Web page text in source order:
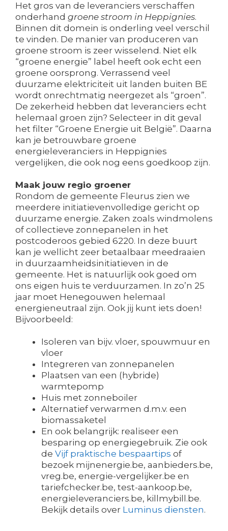
Het gros van de leveranciers verschaffen
onderhand groene stroom in Heppignies.
Binnen dit domein is onderling veel verschil
te vinden. De manier van produceren van
groene stroom is zeer wisselend. Niet elk
“groene energie” label heeft ook echt een
groene oorsprong. Verrassend veel
duurzame elektriciteit uit landen buiten BE
wordt onrechtmatig neergezet als “groen”.
De zekerheid hebben dat leveranciers echt
helemaal groen zijn? Selecteer in dit geval
het filter “Groene Energie uit België”. Daarna
kan je betrouwbare groene
energieleveranciers in Heppignies
vergelijken, die ook nog eens goedkoop zijn.
Maak jouw regio groener
Rondom de gemeente Fleurus zien we
meerdere initiatievenvolledige gericht op
duurzame energie. Zaken zoals windmolens
of collectieve zonnepanelen in het
postcoderoos gebied 6220. In deze buurt
kan je wellicht zeer betaalbaar meedraaien
in duurzaamheidsinitiatieven in de
gemeente. Het is natuurlijk ook goed om
ons eigen huis te verduurzamen. In zo’n 25
jaar moet Henegouwen helemaal
energieneutraal zijn. Ook jij kunt iets doen!
Bijvoorbeeld:
Isoleren van bijv. vloer, spouwmuur en
vloer
Integreren van zonnepanelen
Plaatsen van een (hybride)
warmtepomp
Huis met zonneboiler
Alternatief verwarmen d.m.v. een
biomassaketel
En ook belangrijk: realiseer een
besparing op energiegebruik. Zie ook
de Vijf praktische bespaartips of
bezoek mijnenergie.be, aanbieders.be,
vreg.be, energie-vergelijker.be en
tariefchecker.be, test-aankoop.be,
energieleveranciers.be, killmybill.be.
Bekijk details over Luminus diensten.